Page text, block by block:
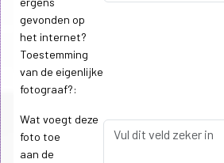
gevonden op
het internet?
Toestemming
van de eigenlijke
fotograaf?:
Wat voegt deze
foto toe
aan de